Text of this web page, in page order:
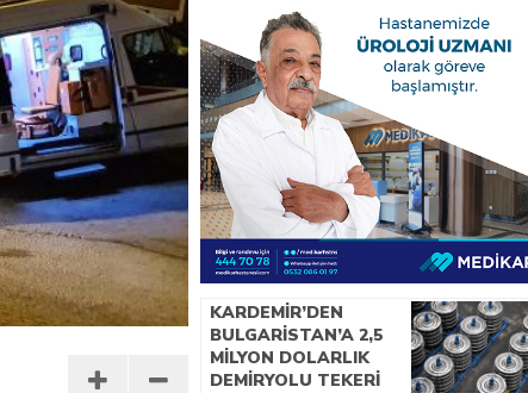
KARDEMİR’DEN
BULGARİSTAN’A 2,5
MİLYON DOLARLIK
DEMİRYOLU TEKERİ